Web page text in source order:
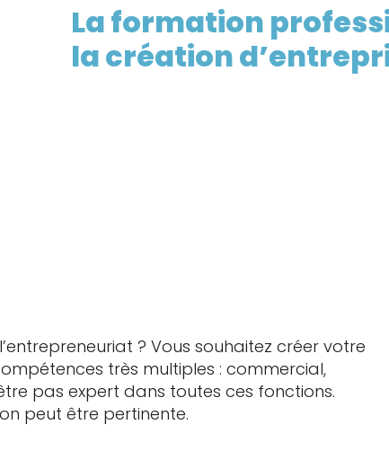
La formation
la création
? Vous souhaitez créer votre
très multiples : commercial,
pas expert dans toutes ces fonctions.
peut être pertinente.